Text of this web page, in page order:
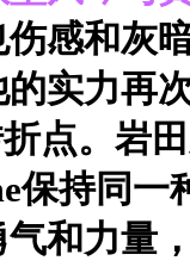
感和灰
实力再
点。岩
保持同
和力量